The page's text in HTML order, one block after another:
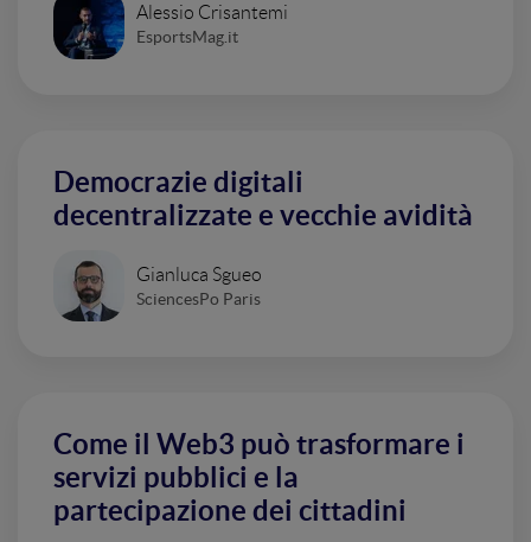
Alessio Crisantemi
EsportsMag.it
Democrazie digitali
decentralizzate e vecchie avidità
Gianluca Sgueo
SciencesPo Paris
Come il Web3 può trasformare i
servizi pubblici e la
partecipazione dei cittadini